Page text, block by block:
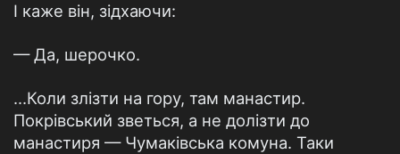
І каже він, зідхаючи:
— Да, шерочко.
...Коли злізти на гору, там манастир.
Покрівський зветься, а не долізти до
манастиря — Чумаківська комуна. Таки